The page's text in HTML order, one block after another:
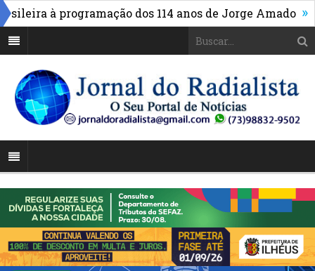
à programação dos 114 anos de Jorge Amado » Alto